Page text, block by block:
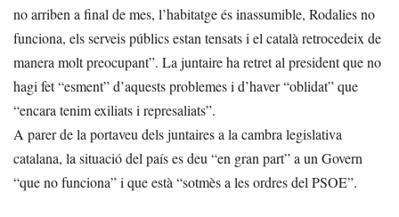
no arriben a final de mes, l’habitatge és inassumible, Rodalies no
funciona, els serveis públics estan tensats i el català retrocedeix de
manera molt preocupant”. La juntaire ha retret al president que no
hagi fet “esment” d’aquests problemes i d’haver “oblidat” que
“encara tenim exiliats i represaliats”.
A parer de la portaveu dels juntaires a la cambra legislativa
catalana, la situació del país es deu “en gran part” a un Govern
“que no funciona” i que està “sotmès a les ordres del PSOE”.